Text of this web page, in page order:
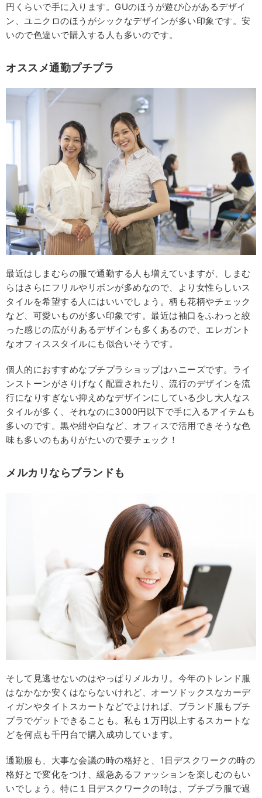
円くらいで手に入ります。GUのほうが遊び心があるデザイ
ン、ユニクロのほうがシックなデザインが多い印象です。安
いので色違いで購入する人も多いのです。
オススメ通勤プチプラ
最近はしまむらの服で通勤する人も増えていますが、しまむ
らはさらにフリルやリボンが多めなので、より女性らしいス
タイルを希望する人にはいいでしょう。柄も花柄やチェック
など、可愛いものが多い印象です。最近は袖口をふわっと絞
った感じの広がりあるデザインも多くあるので、エレガント
なオフィススタイルにも似合いそうです。
個人的におすすめなプチプラショップはハニーズです。ライ
ンストーンがさりげなく配置されたり、流行のデザインを流
行になりすぎない抑えめなデザインにしている少し大人なス
タイルが多く、それなのに3000円以下で手に入るアイテムも
多いのです。黒や紺や白など、オフィスで活用できそうな色
味も多いのもありがたいので要チェック！
メルカリならブランドも
そして見逃せないのはやっぱりメルカリ。今年のトレンド服
はなかなか安くはならないけれど、オーソドックスなカーデ
ィガンやタイトスカートなどでよければ、ブランド服もプチ
プラでゲットできることも。私も１万円以上するスカートな
どを何点も千円台で購入成功しています。
通勤服も、大事な会議の時の格好と、1日デスクワークの時の
格好とで変化をつけ、緩急あるファッションを楽しむのもい
いでしょう。特に１日デスクワークの時は、プチプラ服で過